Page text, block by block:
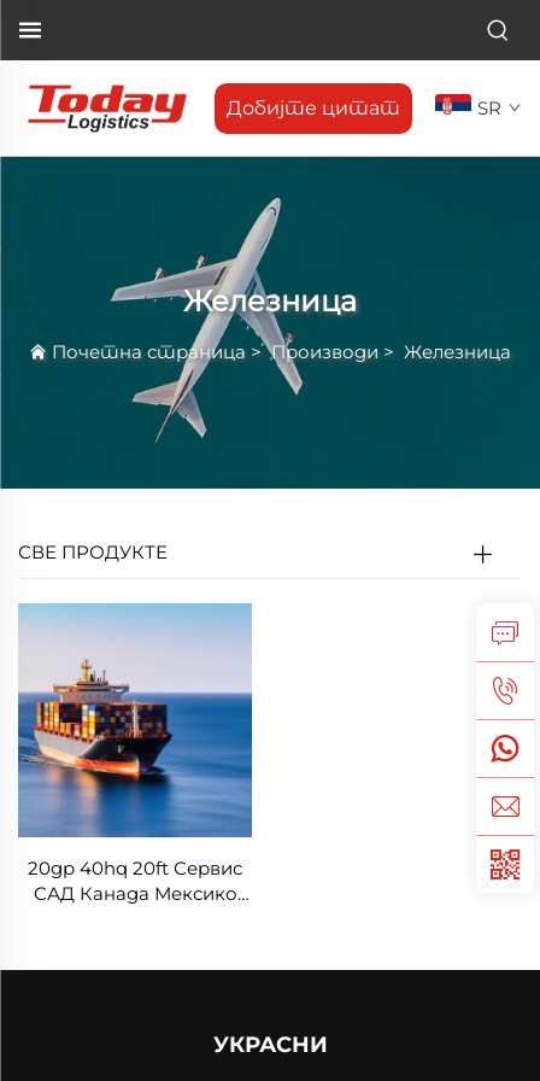
Добијте цитат SR
Железница
Почетна страница>Производи> Железница
СВЕ ПРОДУКТЕ
20gp 40hq 20ft Сервис
САД Канада Мексико
Фрејт Компанија
УКРАСНИ